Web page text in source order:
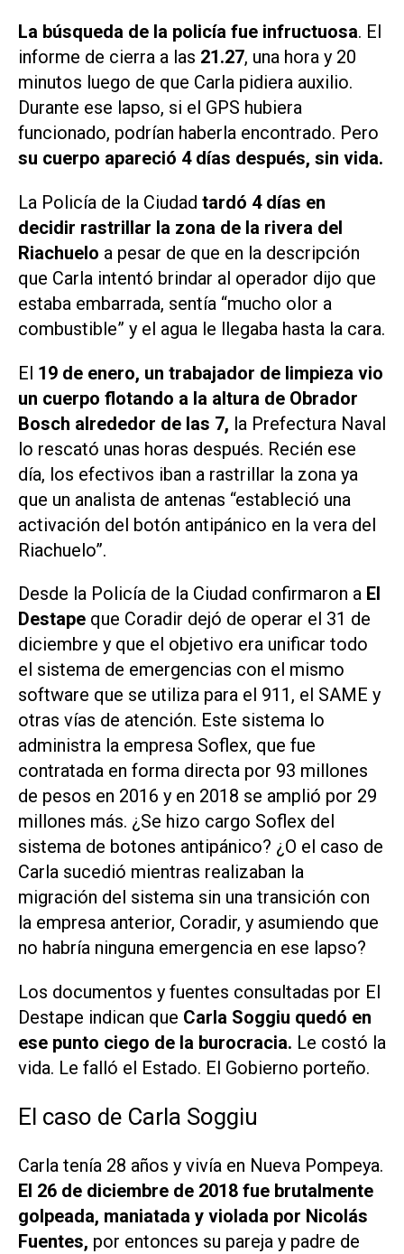
La búsqueda de la policía fue infructuosa. El
informe de cierra a las 21.27, una hora y 20
minutos luego de que Carla pidiera auxilio.
Durante ese lapso, si el GPS hubiera
funcionado, podrían haberla encontrado. Pero
su cuerpo apareció 4 días después, sin vida.
La Policía de la Ciudad tardó 4 días en
decidir rastrillar la zona de la rivera del
Riachuelo a pesar de que en la descripción
que Carla intentó brindar al operador dijo que
estaba embarrada, sentía “mucho olor a
combustible” y el agua le llegaba hasta la cara.
El 19 de enero, un trabajador de limpieza vio
un cuerpo flotando a la altura de Obrador
Bosch alrededor de las 7, la Prefectura Naval
lo rescató unas horas después. Recién ese
día, los efectivos iban a rastrillar la zona ya
que un analista de antenas “estableció una
activación del botón antipánico en la vera del
Riachuelo”.
Desde la Policía de la Ciudad confirmaron a El
Destape que Coradir dejó de operar el 31 de
diciembre y que el objetivo era unificar todo
el sistema de emergencias con el mismo
software que se utiliza para el 911, el SAME y
otras vías de atención. Este sistema lo
administra la empresa Soflex, que fue
contratada en forma directa por 93 millones
de pesos en 2016 y en 2018 se amplió por 29
millones más. ¿Se hizo cargo Soflex del
sistema de botones antipánico? ¿O el caso de
Carla sucedió mientras realizaban la
migración del sistema sin una transición con
la empresa anterior, Coradir, y asumiendo que
no habría ninguna emergencia en ese lapso?
Los documentos y fuentes consultadas por El
Destape indican que Carla Soggiu quedó en
ese punto ciego de la burocracia. Le costó la
vida. Le falló el Estado. El Gobierno porteño.
El caso de Carla Soggiu
Carla tenía 28 años y vivía en Nueva Pompeya.
El 26 de diciembre de 2018 fue brutalmente
golpeada, maniatada y violada por Nicolás
Fuentes, por entonces su pareja y padre de